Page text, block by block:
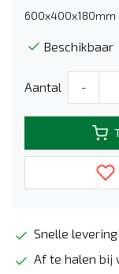
600x400x180mm
Beschikbaar
Aantal -
Snelle levering!
Af te halen bij